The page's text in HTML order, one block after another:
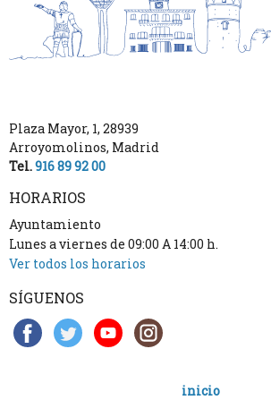
Plaza Mayor, 1, 28939
Arroyomolinos, Madrid
Tel.916 89 92 00
HORARIOS
Ayuntamiento
Lunes a viernes de 09:00 A 14:00 h.
Ver todos los horarios
SÍGUENOS
inicio